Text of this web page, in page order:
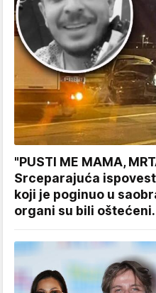
"PUSTI ME MAMA,
Srceparajuća
koji je poginuo u
organi su bili